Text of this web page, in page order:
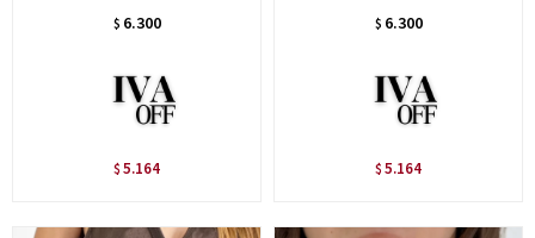
$ 6.300
$ 5.164
$ 6.300
$ 5.164